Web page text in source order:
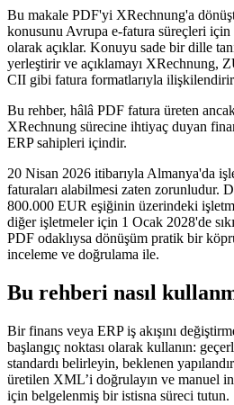
Bu makale PDF'yi XRechnung'a
konusunu Avrupa e-fatura süreçleri
olarak açıklar. Konuyu sade bir dille
yerleştirir ve açıklamayı XRechnung,
CII gibi fatura formatlarıyla
Bu rehber, hâlâ PDF fatura üreten
XRechnung sürecine ihtiyaç duyan
ERP sahipleri içindir.
20 Nisan 2026 itibarıyla Almanya'da
faturaları alabilmesi zaten zorunludur.
800.000 EUR eşiğinin üzerindeki
diğer işletmeler için 1 Ocak 2028'de
PDF odaklıysa dönüşüm pratik bir
inceleme ve doğrulama ile.
Bu rehberi nasıl
Bir finans veya ERP iş akışını
başlangıç noktası olarak kullanın:
standardı belirleyin, beklenen
üretilen XML’i doğrulayın ve manuel
için belgelenmiş bir istisna süreci tutun.